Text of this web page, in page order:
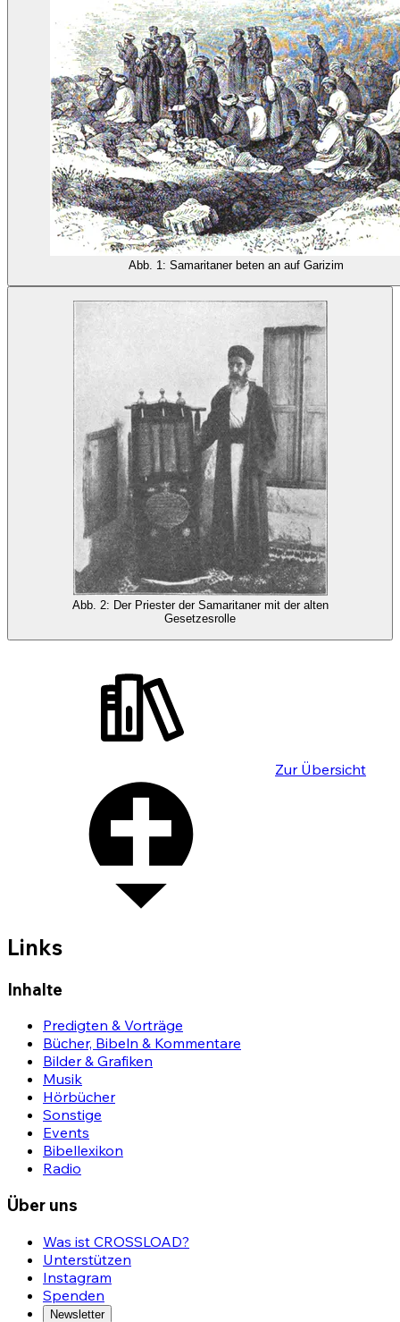
Abb. 1: Samaritaner beten an auf Garizim
Abb. 2: Der Priester der Samaritaner mit der alten
Gesetzesrolle
Zur Übersicht
Links
Inhalte
Predigten & Vorträge
Bücher, Bibeln & Kommentare
Bilder & Grafiken
Musik
Hörbücher
Sonstige
Events
Bibellexikon
Radio
Über uns
Was ist CROSSLOAD?
Unterstützen
Instagram
Spenden
Newsletter